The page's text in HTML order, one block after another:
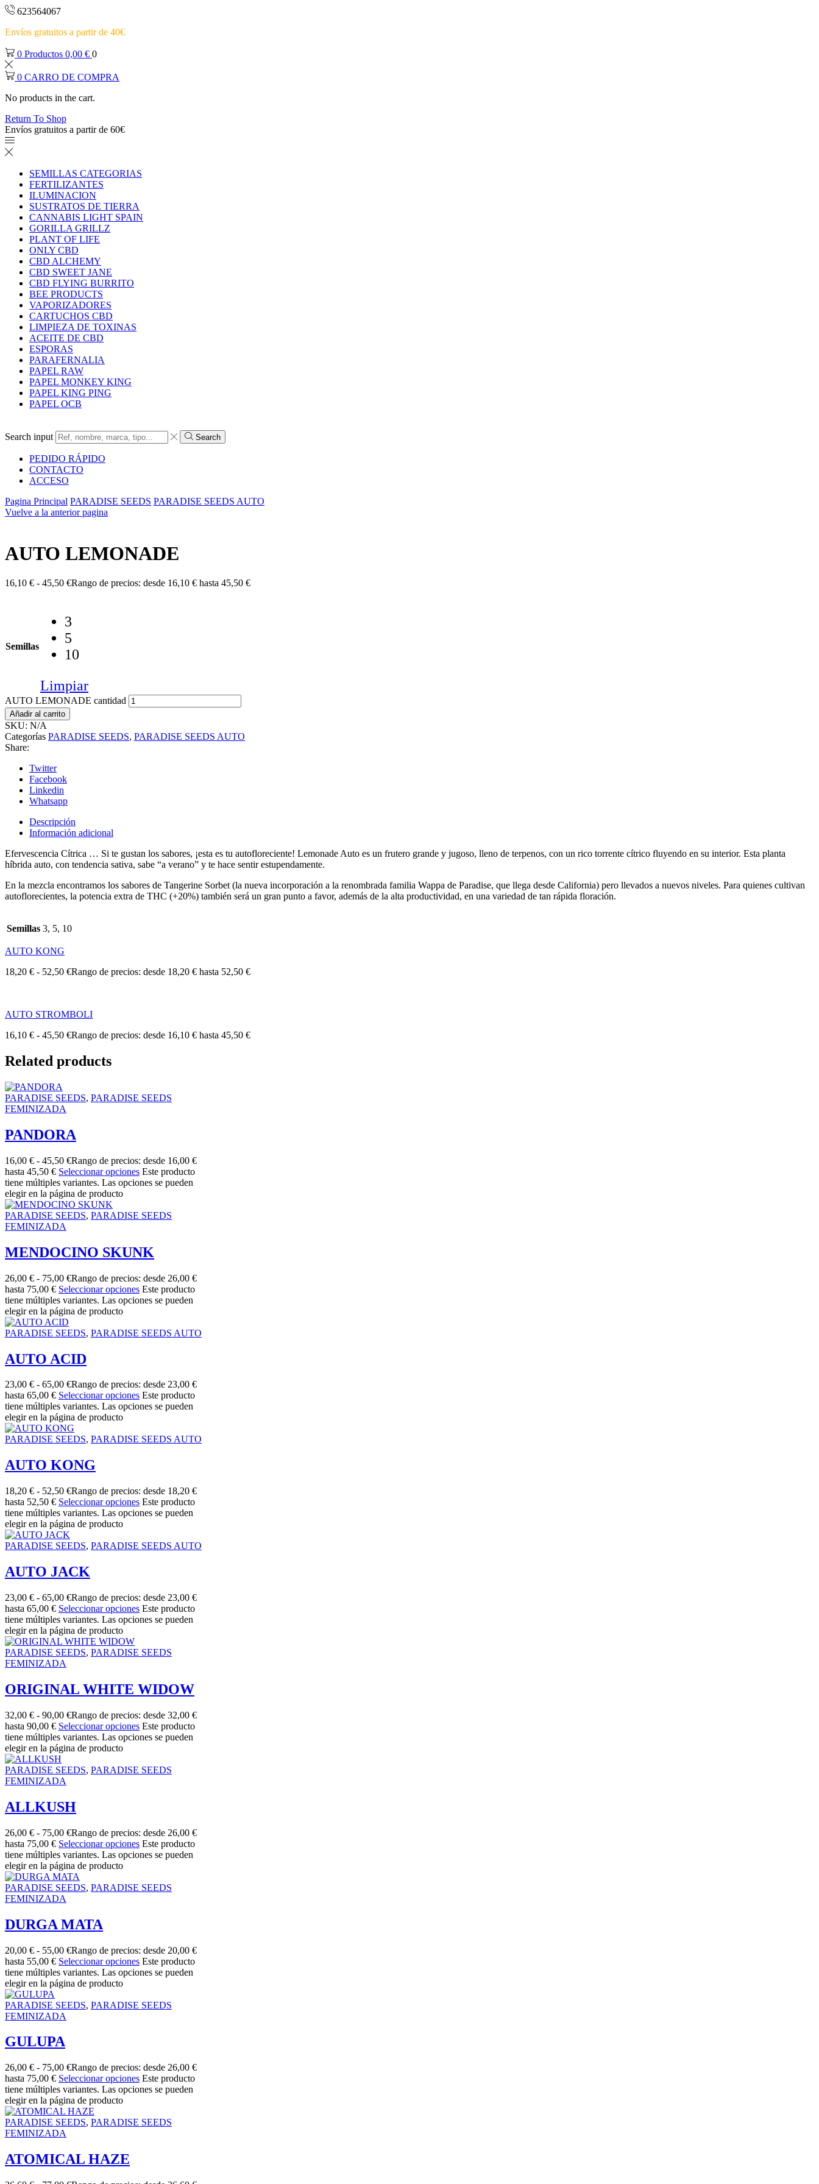
623564067
Envíos gratuitos a partir de 40€
0 Productos 0,00 € 0
0 CARRO DE COMPRA
No products in the cart.
Return To Shop
Envíos gratuitos a partir de 60€
SEMILLAS CATEGORIAS
FERTILIZANTES
ILUMINACION
SUSTRATOS DE TIERRA
CANNABIS LIGHT SPAIN
GORILLA GRILLZ
PLANT OF LIFE
ONLY CBD
CBD ALCHEMY
CBD SWEET JANE
CBD FLYING BURRITO
BEE PRODUCTS
VAPORIZADORES
CARTUCHOS CBD
LIMPIEZA DE TOXINAS
ACEITE DE CBD
ESPORAS
PARAFERNALIA
PAPEL RAW
PAPEL MONKEY KING
PAPEL KING PING
PAPEL OCB
Search input Search
PEDIDO RÁPIDO
CONTACTO
ACCESO
Pagina Principal PARADISE SEEDS PARADISE SEEDS AUTO
Vuelve a la anterior pagina
AUTO LEMONADE
16,10 € - 45,50 €Rango de precios: desde 16,10 € hasta 45,50 €
Semillas
3
5
10
Limpiar
AUTO LEMONADE cantidad
Añadir al carrito
SKU: N/A
Categorías PARADISE SEEDS, PARADISE SEEDS AUTO
Share:
Twitter
Facebook
Linkedin
Whatsapp
Descripción
Información adicional
Efervescencia Cítrica … Si te gustan los sabores, ¡esta es tu autofloreciente! Lemonade Auto es un frutero grande y jugoso, lleno de terpenos, con un rico torrente cítrico fluyendo en su interior. Esta planta
híbrida auto, con tendencia sativa, sabe “a verano” y te hace sentir estupendamente.
En la mezcla encontramos los sabores de Tangerine Sorbet (la nueva incorporación a la renombrada familia Wappa de Paradise, que llega desde California) pero llevados a nuevos niveles. Para quienes cultivan
autoflorecientes, la potencia extra de THC (+20%) también será un gran punto a favor, además de la alta productividad, en una variedad de tan rápida floración.
Semillas 3, 5, 10
AUTO KONG
18,20 € - 52,50 €Rango de precios: desde 18,20 € hasta 52,50 €
AUTO STROMBOLI
16,10 € - 45,50 €Rango de precios: desde 16,10 € hasta 45,50 €
Related products
PARADISE SEEDS, PARADISE SEEDS
FEMINIZADA
PANDORA
16,00 € - 45,50 €Rango de precios: desde 16,00 €
hasta 45,50 € Seleccionar opciones Este producto
tiene múltiples variantes. Las opciones se pueden
elegir en la página de producto
PARADISE SEEDS, PARADISE SEEDS
FEMINIZADA
MENDOCINO SKUNK
26,00 € - 75,00 €Rango de precios: desde 26,00 €
hasta 75,00 € Seleccionar opciones Este producto
tiene múltiples variantes. Las opciones se pueden
elegir en la página de producto
PARADISE SEEDS, PARADISE SEEDS AUTO
AUTO ACID
23,00 € - 65,00 €Rango de precios: desde 23,00 €
hasta 65,00 € Seleccionar opciones Este producto
tiene múltiples variantes. Las opciones se pueden
elegir en la página de producto
PARADISE SEEDS, PARADISE SEEDS AUTO
AUTO KONG
18,20 € - 52,50 €Rango de precios: desde 18,20 €
hasta 52,50 € Seleccionar opciones Este producto
tiene múltiples variantes. Las opciones se pueden
elegir en la página de producto
PARADISE SEEDS, PARADISE SEEDS AUTO
AUTO JACK
23,00 € - 65,00 €Rango de precios: desde 23,00 €
hasta 65,00 € Seleccionar opciones Este producto
tiene múltiples variantes. Las opciones se pueden
elegir en la página de producto
PARADISE SEEDS, PARADISE SEEDS
FEMINIZADA
ORIGINAL WHITE WIDOW
32,00 € - 90,00 €Rango de precios: desde 32,00 €
hasta 90,00 € Seleccionar opciones Este producto
tiene múltiples variantes. Las opciones se pueden
elegir en la página de producto
PARADISE SEEDS, PARADISE SEEDS
FEMINIZADA
ALLKUSH
26,00 € - 75,00 €Rango de precios: desde 26,00 €
hasta 75,00 € Seleccionar opciones Este producto
tiene múltiples variantes. Las opciones se pueden
elegir en la página de producto
PARADISE SEEDS, PARADISE SEEDS
FEMINIZADA
DURGA MATA
20,00 € - 55,00 €Rango de precios: desde 20,00 €
hasta 55,00 € Seleccionar opciones Este producto
tiene múltiples variantes. Las opciones se pueden
elegir en la página de producto
PARADISE SEEDS, PARADISE SEEDS
FEMINIZADA
GULUPA
26,00 € - 75,00 €Rango de precios: desde 26,00 €
hasta 75,00 € Seleccionar opciones Este producto
tiene múltiples variantes. Las opciones se pueden
elegir en la página de producto
PARADISE SEEDS, PARADISE SEEDS
FEMINIZADA
ATOMICAL HAZE